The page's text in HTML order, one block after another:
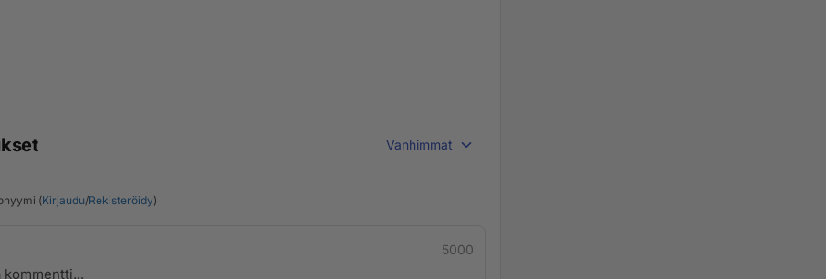
Vanhimmat
(Kirjaudu/Rekisteröidy)
5000